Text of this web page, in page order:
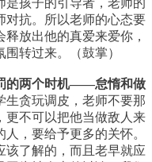
对抗。所以老师的心态要
放出他的真爱来爱你，
转过来。（鼓掌）
的两个时机——怠惰和做
生贪玩调皮，老师不要那
更不可以把他当做敌人来
，要给予更多的关怀。
该了解的，而且老早就应